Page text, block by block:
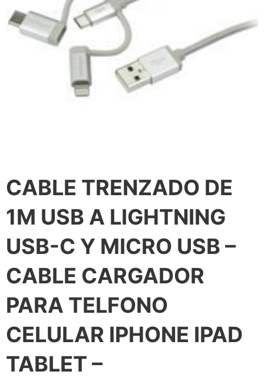
CABLE TRENZADO DE
1M USB A LIGHTNING
USB-C Y MICRO USB –
CABLE CARGADOR
PARA TELFONO
CELULAR IPHONE IPAD
TABLET –